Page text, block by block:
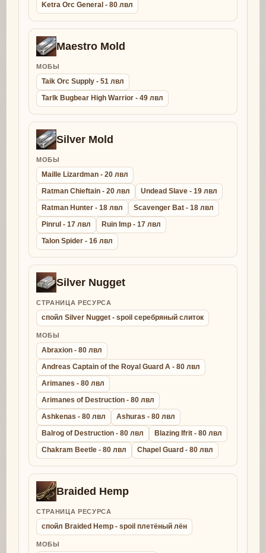
Ketra Orc General - 80 лвл
Maestro Mold
МОБЫ
Taik Orc Supply - 51 лвл
Tarlk Bugbear High Warrior - 49 лвл
Silver Mold
МОБЫ
Maille Lizardman - 20 лвл
Ratman Chieftain - 20 лвл
Undead Slave - 19 лвл
Ratman Hunter - 18 лвл
Scavenger Bat - 18 лвл
Pinrul - 17 лвл
Ruin Imp - 17 лвл
Talon Spider - 16 лвл
Silver Nugget
СТРАНИЦА РЕСУРСА
спойл Silver Nugget - spoil серебряный слиток
МОБЫ
Abraxion - 80 лвл
Andreas Captain of the Royal Guard A - 80 лвл
Arimanes - 80 лвл
Arimanes of Destruction - 80 лвл
Ashkenas - 80 лвл
Ashuras - 80 лвл
Balrog of Destruction - 80 лвл
Blazing Ifrit - 80 лвл
Chakram Beetle - 80 лвл
Chapel Guard - 80 лвл
Braided Hemp
СТРАНИЦА РЕСУРСА
спойл Braided Hemp - spoil плетёный лён
МОБЫ